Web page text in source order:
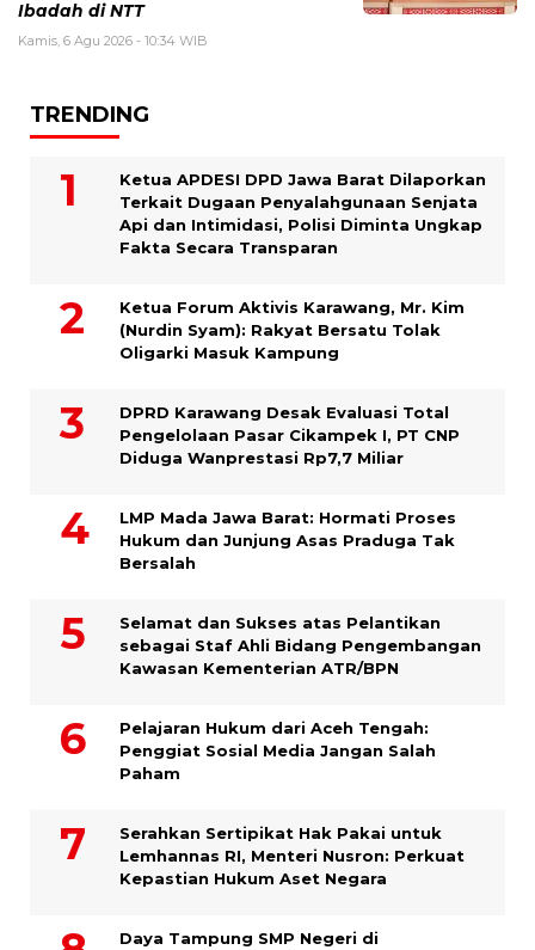
Ibadah di NTT
Kamis, 6 Agu 2026 - 10:34 WIB
TRENDING
Ketua APDESI DPD Jawa Barat Dilaporkan
Terkait Dugaan Penyalahgunaan Senjata
Api dan Intimidasi, Polisi Diminta Ungkap
Fakta Secara Transparan
Ketua Forum Aktivis Karawang, Mr. Kim
(Nurdin Syam): Rakyat Bersatu Tolak
Oligarki Masuk Kampung
DPRD Karawang Desak Evaluasi Total
Pengelolaan Pasar Cikampek I, PT CNP
Diduga Wanprestasi Rp7,7 Miliar
LMP Mada Jawa Barat: Hormati Proses
Hukum dan Junjung Asas Praduga Tak
Bersalah
Selamat dan Sukses atas Pelantikan
sebagai Staf Ahli Bidang Pengembangan
Kawasan Kementerian ATR/BPN
Pelajaran Hukum dari Aceh Tengah:
Penggiat Sosial Media Jangan Salah
Paham
Serahkan Sertipikat Hak Pakai untuk
Lemhannas RI, Menteri Nusron: Perkuat
Kepastian Hukum Aset Negara
Daya Tampung SMP Negeri di